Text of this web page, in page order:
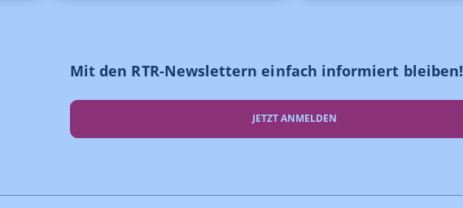
Mit den RTR-Newslettern einfach informiert bleiben!
JETZT ANMELDEN